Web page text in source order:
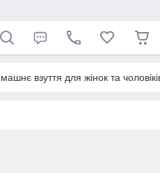
взуття для жінок та